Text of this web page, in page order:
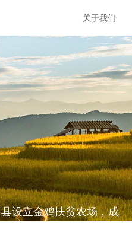
关于我们
设立金鸡扶贫农场，成
助所在地区实现摘帽。